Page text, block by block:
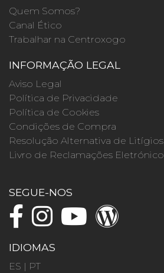
Quem Somos?
Canal Ético
Trabalhar na Centroxogo
INFORMAÇÃO LEGAL
Aviso Legal
Política de Privacidade
Política de Cookies
Condições de Compra
Resolução Alternativa de Litígios
Livro de Reclamações Eletrónico
SEGUE-NOS
IDIOMAS
ES | PT